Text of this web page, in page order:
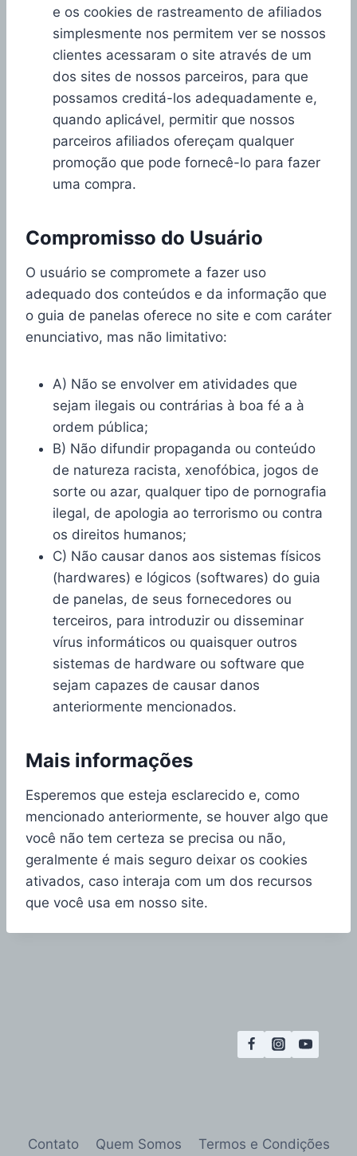
e os cookies de rastreamento de afiliados
simplesmente nos permitem ver se nossos
clientes acessaram o site através de um
dos sites de nossos parceiros, para que
possamos creditá-los adequadamente e,
quando aplicável, permitir que nossos
parceiros afiliados ofereçam qualquer
promoção que pode fornecê-lo para fazer
uma compra.
Compromisso do Usuário
O usuário se compromete a fazer uso
adequado dos conteúdos e da informação que
o guia de panelas oferece no site e com caráter
enunciativo, mas não limitativo:
A) Não se envolver em atividades que
sejam ilegais ou contrárias à boa fé a à
ordem pública;
B) Não difundir propaganda ou conteúdo
de natureza racista, xenofóbica, jogos de
sorte ou azar, qualquer tipo de pornografia
ilegal, de apologia ao terrorismo ou contra
os direitos humanos;
C) Não causar danos aos sistemas físicos
(hardwares) e lógicos (softwares) do guia
de panelas, de seus fornecedores ou
terceiros, para introduzir ou disseminar
vírus informáticos ou quaisquer outros
sistemas de hardware ou software que
sejam capazes de causar danos
anteriormente mencionados.
Mais informações
Esperemos que esteja esclarecido e, como
mencionado anteriormente, se houver algo que
você não tem certeza se precisa ou não,
geralmente é mais seguro deixar os cookies
ativados, caso interaja com um dos recursos
que você usa em nosso site.
Contato Quem Somos Termos e Condições